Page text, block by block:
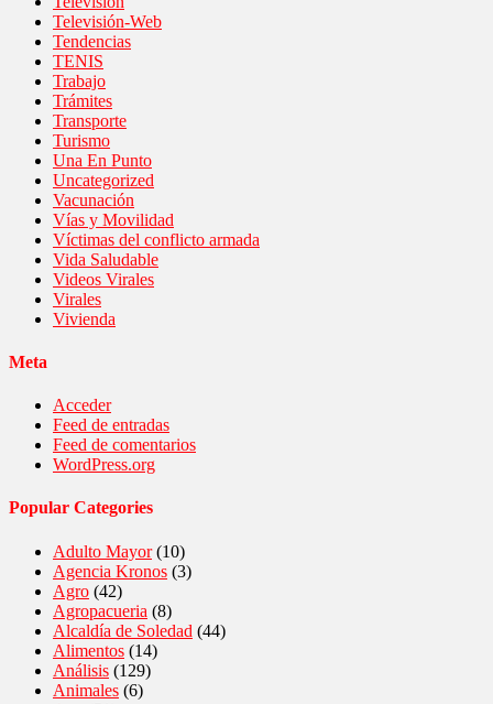
Televisión-Web
Tendencias
TENIS
Trabajo
Trámites
Transporte
Turismo
Una En Punto
Uncategorized
Vacunación
Vías y Movilidad
Víctimas del conflicto armada
Vida Saludable
Videos Virales
Virales
Vivienda
Meta
Acceder
Feed de entradas
Feed de comentarios
WordPress.org
Popular Categories
Adulto Mayor(10)
Agencia Kronos (3)
Agro (42)
Agropacueria (8)
Alcaldía de Soledad (44)
Alimentos (14)
Análisis (129)
Animales (6)